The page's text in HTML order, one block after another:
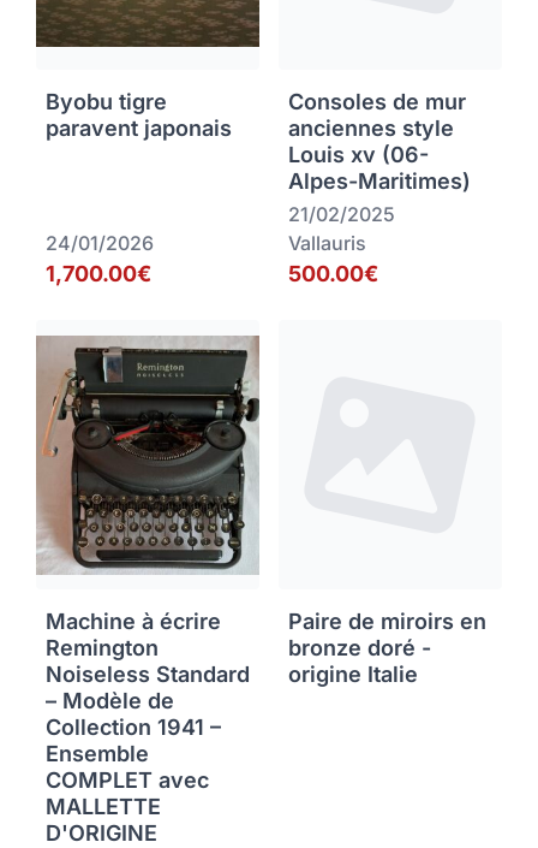
Byobu tigre
paravent japonais
24/01/2026
1,700.00€
Consoles de mur
anciennes style
Louis xv (06-
Alpes-Maritimes)
21/02/2025
Vallauris
500.00€
Machine à écrire
Remington
Noiseless Standard
– Modèle de
Collection 1941 –
Ensemble
COMPLET avec
MALLETTE
D'ORIGINE
Paire de miroirs en
bronze doré -
origine Italie